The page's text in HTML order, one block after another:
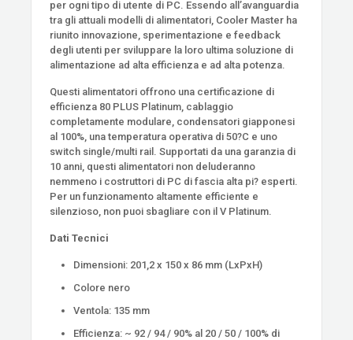
per ogni tipo di utente di PC. Essendo all’avanguardia
tra gli attuali modelli di alimentatori, Cooler Master ha
riunito innovazione, sperimentazione e feedback
degli utenti per sviluppare la loro ultima soluzione di
alimentazione ad alta efficienza e ad alta potenza.
Questi alimentatori offrono una certificazione di
efficienza 80 PLUS Platinum, cablaggio
completamente modulare, condensatori giapponesi
al 100%, una temperatura operativa di 50?C e uno
switch single/multi rail. Supportati da una garanzia di
10 anni, questi alimentatori non deluderanno
nemmeno i costruttori di PC di fascia alta pi? esperti.
Per un funzionamento altamente efficiente e
silenzioso, non puoi sbagliare con il V Platinum.
Dati Tecnici
Dimensioni: 201,2 x 150 x 86 mm (LxPxH)
Colore nero
Ventola: 135 mm
Efficienza: ~ 92 / 94 / 90% al 20 / 50 / 100% di